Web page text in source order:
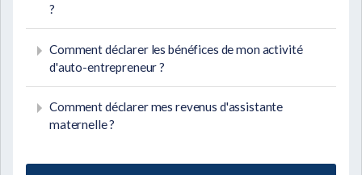
?
Comment déclarer les bénéfices de mon activité
d'auto-entrepreneur ?
Comment déclarer mes revenus d'assistante
maternelle ?